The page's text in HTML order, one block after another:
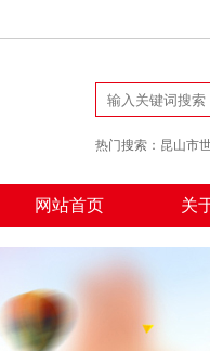
热门搜索： 昆山市
网站首页 关